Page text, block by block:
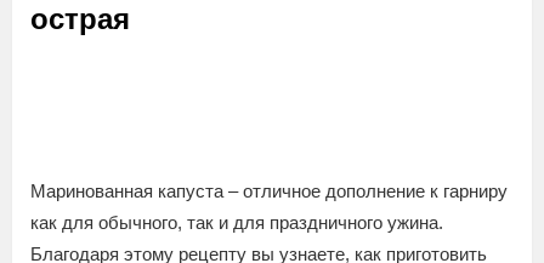
острая
Маринованная капуста – отличное дополнение к гарниру
как для обычного, так и для праздничного ужина.
Благодаря этому рецепту вы узнаете, как приготовить